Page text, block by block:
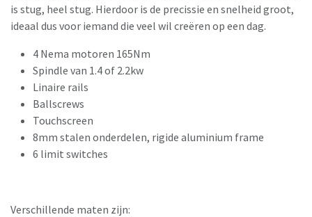
is stug, heel stug. Hierdoor is de precissie en snelheid groot,
ideaal dus voor iemand die veel wil creëren op een dag.
4 Nema motoren 165Nm
Spindle van 1.4 of 2.2kw
Linaire rails
Ballscrews
Touchscreen
8mm stalen onderdelen, rigide aluminium frame
6 limit switches
Verschillende maten zijn: